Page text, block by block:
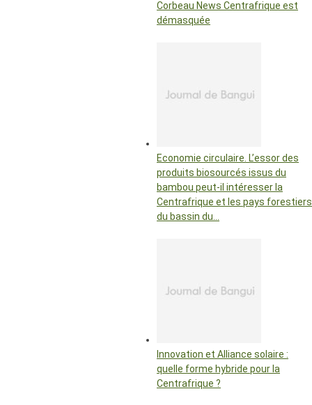
Corbeau News Centrafrique est
démasquée
Economie circulaire. L’essor des
produits biosourcés issus du
bambou peut-il intéresser la
Centrafrique et les pays forestiers
du bassin du…
Innovation et Alliance solaire :
quelle forme hybride pour la
Centrafrique ?